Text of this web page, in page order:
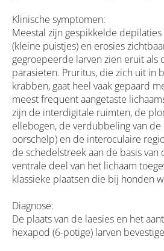
Klinische symptomen:
Meestal zijn gespikkelde
(kleine puistjes) en erosies
gegroepeerde larven zien eruit als
parasieten. Pruritus, die zich uit in
krabben, gaat heel vaak gepaard
meest frequent aangetaste
zijn de interdigitale ruimten, de
ellebogen, de verdubbeling van
oorschelp) en de interoculaire
de schedelstreek aan de basis van
ventrale deel van het lichaam
klassieke plaatsen die bij honden
Diagnose:
De plaats van de laesies en het
hexapod (6-potige) larven